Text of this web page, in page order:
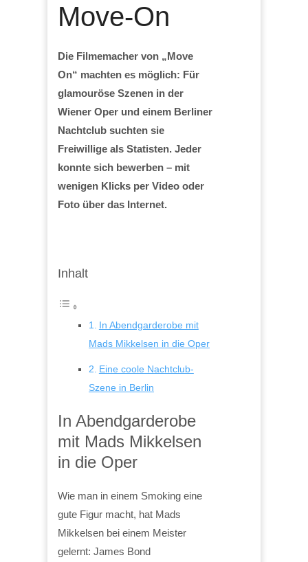
Move-On
Die Filmemacher von „Move
On“ machten es möglich: Für
glamouröse Szenen in der
Wiener Oper und einem Berliner
Nachtclub suchten sie
Freiwillige als Statisten. Jeder
konnte sich bewerben – mit
wenigen Klicks per Video oder
Foto über das Internet.
Inhalt
In Abendgarderobe mit
Mads Mikkelsen in die Oper
Eine coole Nachtclub-
Szene in Berlin
In Abendgarderobe
mit Mads Mikkelsen
in die Oper
Wie man in einem Smoking eine
gute Figur macht, hat Mads
Mikkelsen bei einem Meister
gelernt: James Bond